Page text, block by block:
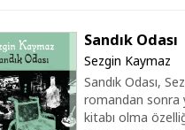
Sandık Odası
Sezgin Kaymaz
Sandık Odası,
romandan sonra
kitabı olma